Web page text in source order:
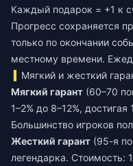
Каждый подарок = +1 к
Прогресс сохраняется
только по окончании
местному времени.
Мягкий и жесткий
Мягкий гарант (60–70
1–2% до 8–12%,
Большинство игроков
Жесткий гарант (95-я
легендарка. Стоимость: